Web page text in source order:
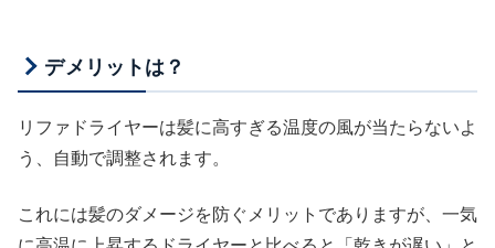
デメリットは？
リファドライヤーは髪に高すぎる温度の風が当たらないよ
う、自動で調整されます。
これには髪のダメージを防ぐメリットでありますが、一気